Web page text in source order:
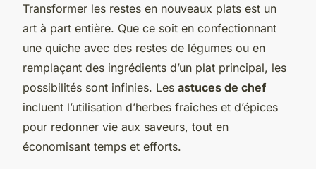
Transformer les restes en nouveaux plats est un
art à part entière. Que ce soit en confectionnant
une quiche avec des restes de légumes ou en
remplaçant des ingrédients d’un plat principal, les
possibilités sont infinies. Les astuces de chef
incluent l’utilisation d’herbes fraîches et d’épices
pour redonner vie aux saveurs, tout en
économisant temps et efforts.